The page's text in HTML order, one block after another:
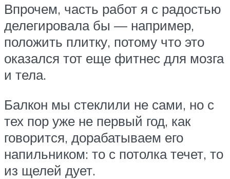
Впрочем, часть работ я с радостью
делегировала бы — например,
положить плитку, потому что это
оказался тот еще фитнес для мозга
и тела.
Балкон мы стеклили не сами, но с
тех пор уже не первый год, как
говорится, дорабатываем его
напильником: то с потолка течет, то
из щелей дует.